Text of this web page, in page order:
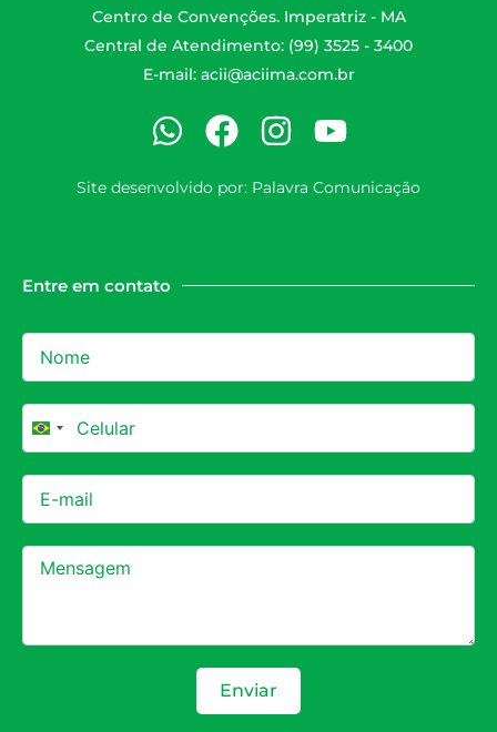
Centro de Convenções. Imperatriz - MA
Central de Atendimento: (99) 3525 - 3400
E-mail: acii@aciima.com.br
Site desenvolvido por: Palavra Comunicação
Entre em contato
Brazil +55
Enviar